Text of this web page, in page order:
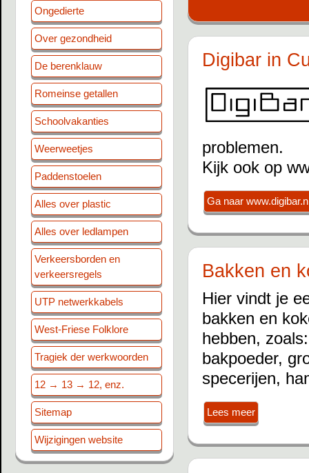
Ongedierte
Over gezondheid
De berenklauw
Romeinse getallen
Schoolvakanties
Weerweetjes
Paddenstoelen
Alles over plastic
Alles over ledlampen
Verkeersborden en
verkeersregels
UTP netwerkkabels
West-Friese Folklore
Tragiek der werkwoorden
12 → 13 → 12, enz.
Sitemap
Wijzigingen website
Digibar in
problemen.
Kijk ook op
Ga naar
Bakken en
Hier vindt je
bakken en
hebben,
bakpoeder,
specerijen,
Lees meer